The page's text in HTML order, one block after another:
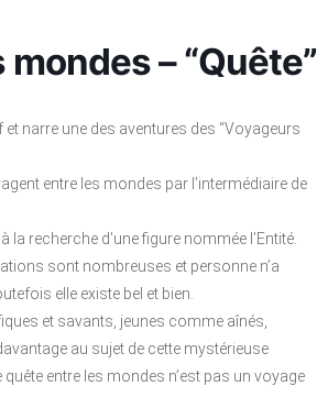
– “Quête”
narre une des aventures des “Voyageurs
entre les mondes par l’intermédiaire de
recherche d’une figure nommée l’Entité.
sont nombreuses et personne n’a
elle existe bel et bien.
et savants, jeunes comme aînés,
au sujet de cette mystérieuse
entre les mondes n’est pas un voyage